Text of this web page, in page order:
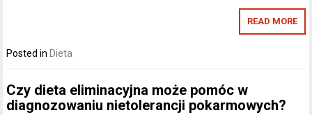
READ MORE
Posted in Dieta
Czy dieta eliminacyjna może pomóc w
diagnozowaniu nietolerancji pokarmowych?